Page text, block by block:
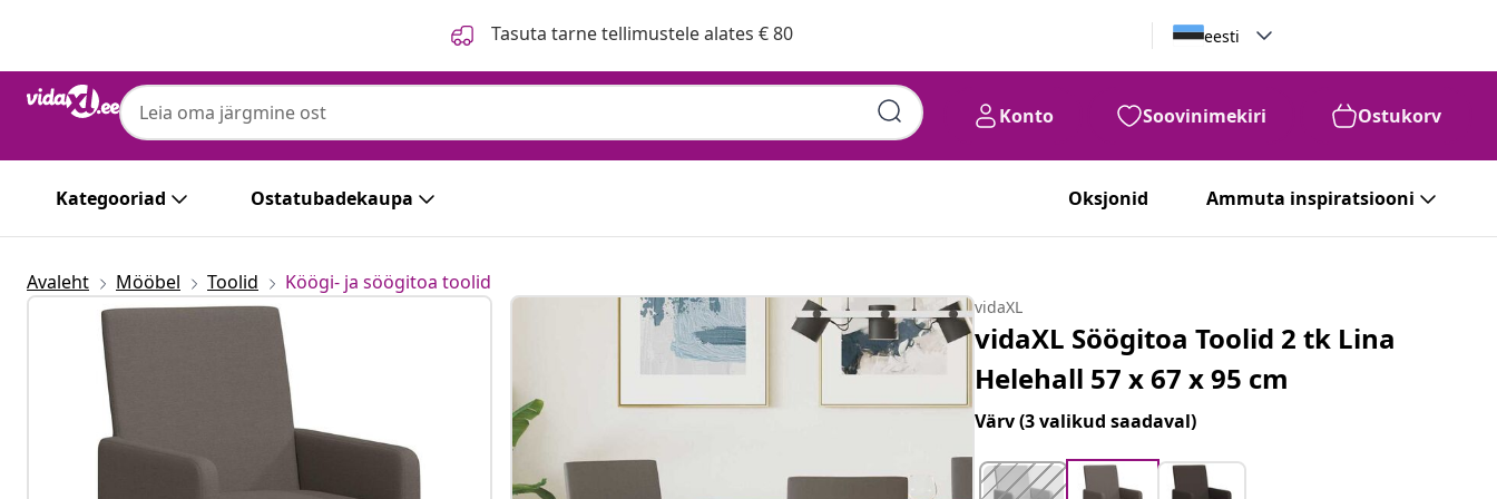
Tasuta tarne tellimustele alates € 80 eesti
Konto Soovinimekiri Ostukorv
Kategooriad Ostatubadekaupa Oksjonid Ammuta inspiratsiooni
Avaleht Mööbel Toolid Köögi- ja söögitoa toolid
vidaXL
vidaXL Söögitoa Toolid 2 tk Lina
Helehall 57 x 67 x 95 cm
Värv(3 valikud saadaval)